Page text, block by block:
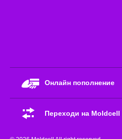
Онлайн пополнение
Переходи на Moldcell